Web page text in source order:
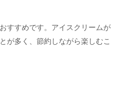
すすめです。アイスクリームが
が多く、節約しながら楽しむこ